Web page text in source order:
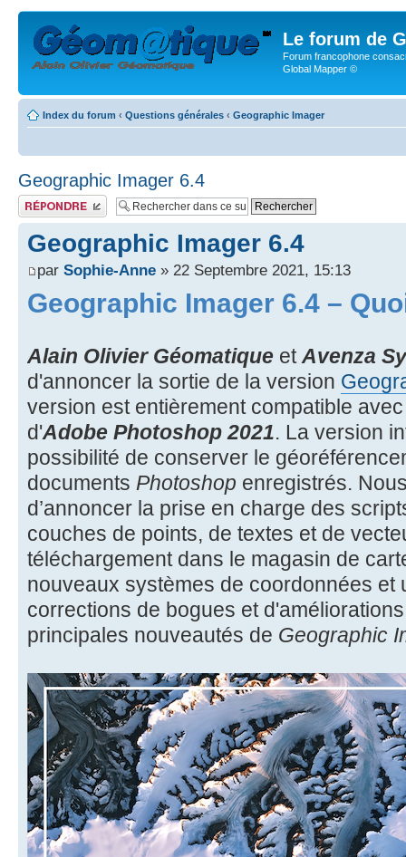
Le forum de
Forum francophone
Global Mapper ©
Index du forum ‹ Questions générales ‹ Geographic Imager
Geographic Imager 6.4
Publier une réponse
Geographic Imager 6.4
par Sophie-Anne » 22 Septembre 2021, 15:13
Geographic Imager 6.4 –
Alain Olivier Géomatique etAvenza
d'annoncer la sortie de la version
version est entièrement compatible
d'Adobe Photoshop 2021. La version
possibilité de conserver le
documents Photoshop enregistrés.
d’annoncer la prise en charge des
couches de points, de textes et de
téléchargement dans le magasin de
nouveaux systèmes de coordonnées et
corrections de bogues et
principales nouveautés de Geographic